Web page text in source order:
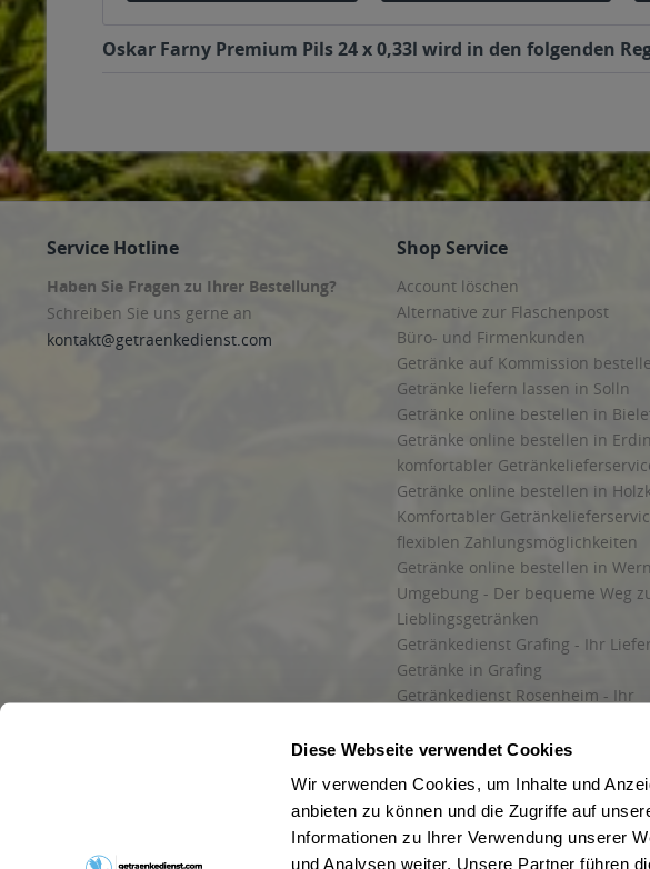
Diese Webseite verwendet Cookies
Wir verwenden Cookies, um Inhalte und
anbieten zu können und die Zugriffe auf
Informationen zu Ihrer Verwendung unserer
und Analysen weiter. Unsere Partner führen
Oskar Farny Premium Pils 24 x 0,33l wird in den folgenden
Service Hotline
Haben Sie Fragen zu Ihrer Bestellung?
Schreiben Sie uns gerne an
kontakt@getraenkedienst.com
Shop Service
Account löschen
Alternative zur Flaschenpost
Büro- und Firmenkunden
Getränke auf Kommission
Getränke liefern lassen in Solln
Getränke online bestellen in
Getränke online bestellen in
komfortabler
Getränke online bestellen in
Komfortabler
flexiblen Zahlungsmöglichkeiten
Getränke online bestellen in
Umgebung - Der bequeme Weg
Lieblingsgetränken
Getränkedienst Grafing - Ihr
Getränke in Grafing
Getränkedienst Rosenheim - Ihr
und Umgebung
Liefergebiet
Lieferservice für Getränke
Wir liefern Getränke